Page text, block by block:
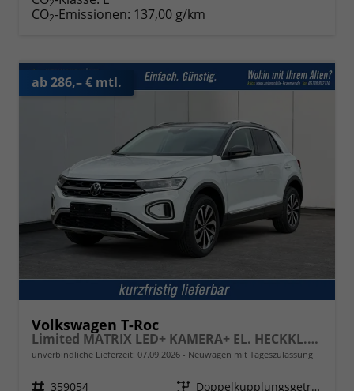
2
CO2-Emissionen: 137,00 g/km
ab 286,– € mtl.
Volkswagen T-Roc
Limited MATRIX LED+ KAMERA+ EL. HECKKL.+PDC+SHZ
unverbindliche Lieferzeit: 07.09.2026 Neuwagen mit Tageszulassung
Fahrzeugnr. 359054 Getriebe
Doppelkupplungsgetriebe (DSG)